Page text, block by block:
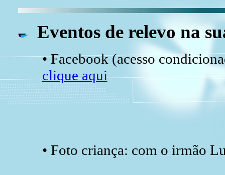
Eventos de relevo na
• Facebook (acesso
clique aqui
• Foto criança: com o irmão